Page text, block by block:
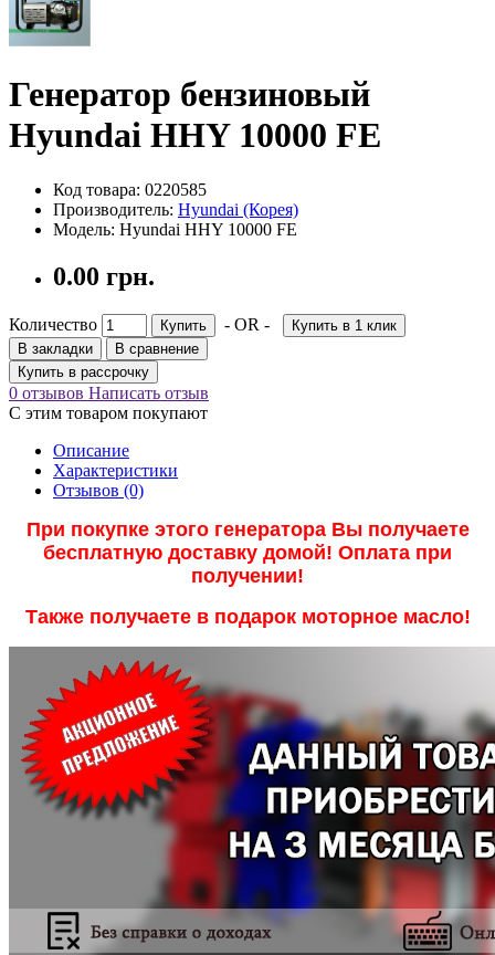
Генератор бензиновый
Hyundai HHY 10000 FE
Код товара: 0220585
Производитель: Hyundai (Корея)
Модель: Hyundai HHY 10000 FE
0.00 грн.
Количество Купить - OR -
Купить в 1 клик
В закладки
В сравнение
Купить в рассрочку
0 отзывов Написать отзыв
С этим товаром покупают
Описание
Характеристики
Отзывов (0)
При покупке этого генератора Вы получаете
бесплатную доставку домой! Оплата при
получении!
Также получаете в подарок моторное масло!